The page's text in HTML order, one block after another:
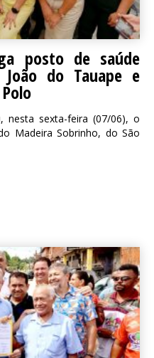
posto de saúde
do Tauape e
nesta sexta-feira (07/06), o
Madeira Sobrinho, do São